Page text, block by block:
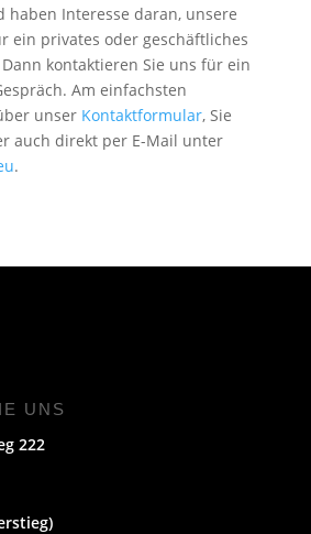
haben Interesse daran, unsere
ein privates oder geschäftliches
kontaktieren Sie uns für ein
Am einfachsten
unser Kontaktformular, Sie
auch direkt per E-Mail unter
.
UNS
222